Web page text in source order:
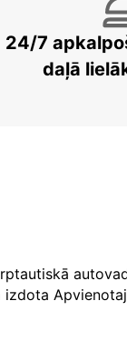
24/7
daļā